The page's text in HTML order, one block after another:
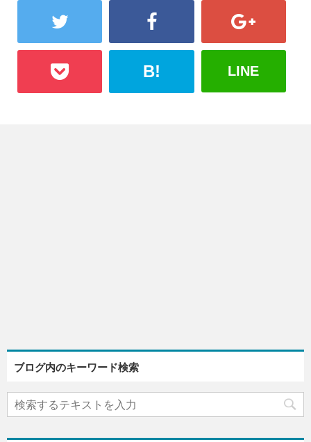
B! LINE
ブログ内のキーワード検索